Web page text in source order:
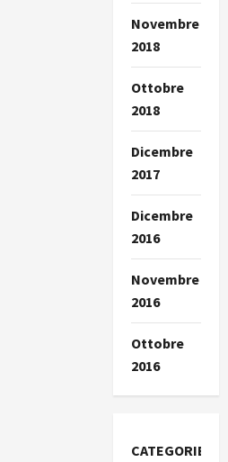
Novembre
2018
Ottobre
2018
Dicembre
2017
Dicembre
2016
Novembre
2016
Ottobre
2016
CATEGORIE